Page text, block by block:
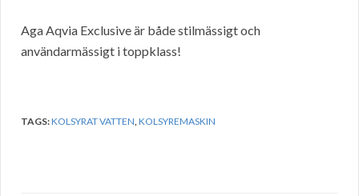
Aga Aqvia Exclusive är både stilmässigt och
användarmässigt i toppklass!
TAGS:KOLSYRAT VATTEN,KOLSYREMASKIN